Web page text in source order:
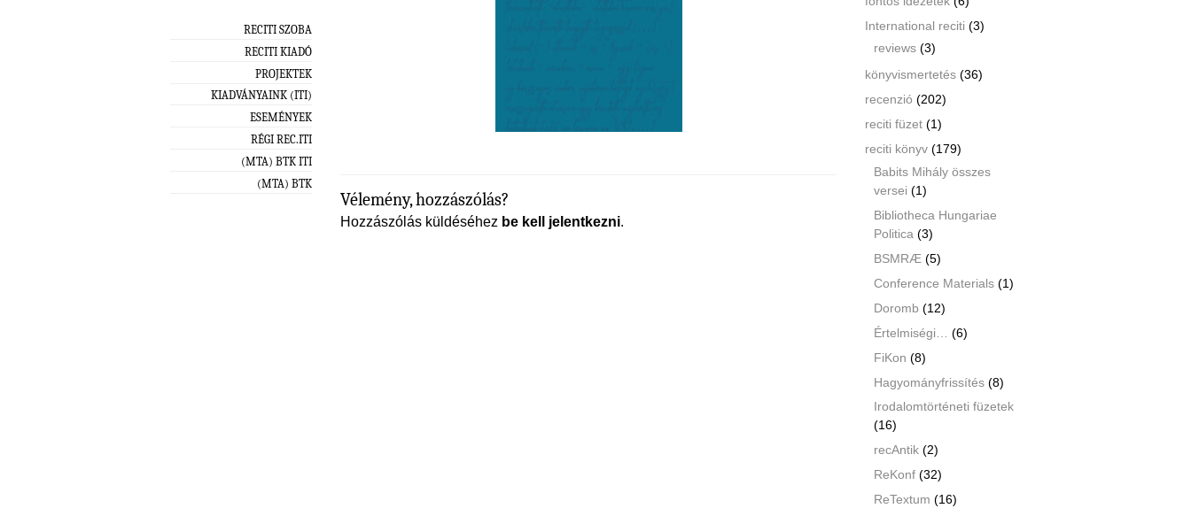
RECITI SZOBA
RECITI KIADÓ
PROJEKTEK
KIADVÁNYAINK (ITI)
ESEMÉNYEK
RÉGI REC.ITI
(MTA) BTK ITI
(MTA) BTK
Vélemény, hozzászólás?
Hozzászólás küldéséhez be kell jelentkezni.
International reciti (3)
reviews (3)
könyvismertetés (36)
recenzió (202)
reciti füzet (1)
reciti könyv (179)
Babits Mihály összes
versei (1)
Bibliotheca Hungariae
Politica (3)
BSMRÆ (5)
Conference Materials (1)
Doromb (12)
Értelmiségi…
(6)
FiKon (8)
Hagyományfrissítés (8)
Irodalomtörténeti füzetek
(16)
recAntik (2)
ReKonf (32)
ReTextum (16)